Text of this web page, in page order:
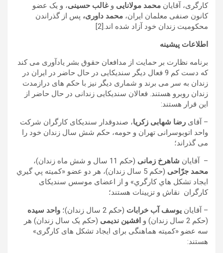
کارگری، آقایان محمد مولانایی و غالب حسینی، و یک عضو
کانون صنفی معلمان ایران، محمد داوری، پس از گذراندن
محکومیت زندان خود آزاد شده اند.[2]
اطلاعات پیشینه
برنامه نظارت بر حمایت از مدافعان حقوق بشر یادآوری می کند
که دست کم 9 فعال دیگر سندیکایی در حال حاضر در ایران در
زندان به سر می برند و شماری دیگر نیز با حکم های درازمدت
زندان روبرو هستند. فعالان سندیکایی زندانی در حال حاضر از
این قرار هستند:
– آقای رضا شهابی زکریا، صندوقدار سندیکای کارگران شرکت
واحد اتوبوسرانی تهران و حومه، حکم شش سال زندان خود را
می گذراند؛
– آقایان شاهرخ زمانی (حکم 11 سال و شش ماه زندان)،
محمد جرّاحی
(حکم 5 سال زندان)، هر دو عضو «كميته پي گيري
ايجاد تشكل هاي كارگري» و از اعضای موسس سندیکای
کارگران نقاش و تزیینات هستند؛
– آقایان یوسف آب خرابات (حکم 2 سال زندان)؛
واحد سیده
(حکم 2 سال زندان) و
افشین ندیمی (حکم یک سال زندان) هر
سه عضو «کمیته هماهنگی برای ایجاد تشکل های کارگری»
هستند: